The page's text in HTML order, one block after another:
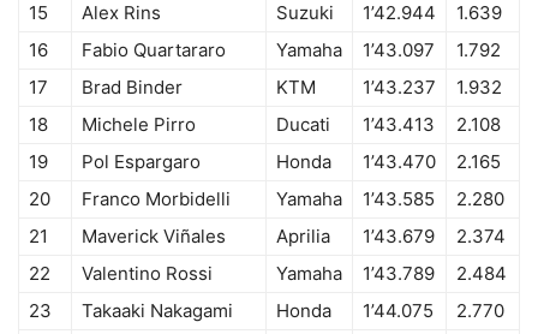
15
Alex Rins Suzuki 1’42.944
1.639
16
Fabio Quartararo Yamaha 1’43.097
1.792
17
Brad Binder KTM 1’43.237
1.932
18
Michele Pirro Ducati 1’43.413
2.108
19
Pol Espargaro Honda 1’43.470
2.165
20
Franco Morbidelli Yamaha 1’43.585
2.280
21
Maverick Viñales Aprilia 1’43.679
2.374
22
Valentino Rossi Yamaha 1’43.789
2.484
23
Takaaki Nakagami Honda 1’44.075
2.770